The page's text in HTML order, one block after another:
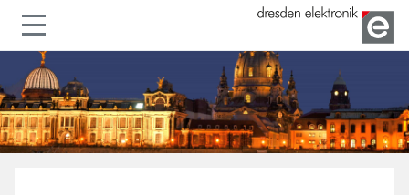
Show or hide navigation